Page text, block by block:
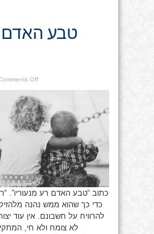
טבע האדם
Offon
האדם
–
בני
ברוך
מסבירים
כתוב “טבע האדם רע מנעוריו”.
כדי כך שהוא ממש נהנה
להרוויח על חשבונם. אין עוד
לא צומח ולא חי,